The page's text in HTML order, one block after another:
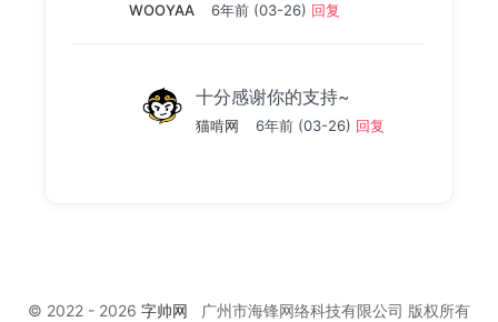
WOOYAA 6年前 (03-26) 回复
十分感谢你的支持~
猫啃网 6年前 (03-26) 回复
© 2022 - 2026 字帅网 广州市海锋网络科技有限公司 版权所有